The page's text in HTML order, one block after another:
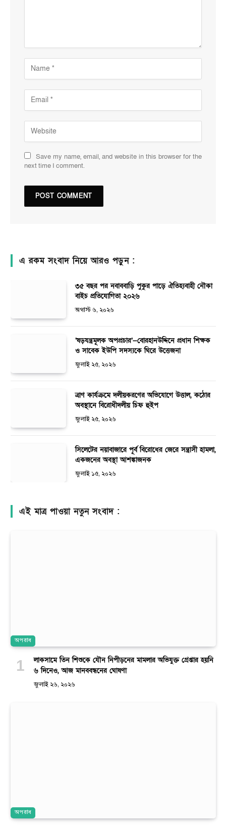
Save my name, email, and website in this browser for the
next time I comment.
এ রকম সংবাদ নিয়ে আরও পড়ুন :
৩৫ বছর পর নবাববাড়ি পুকুর পাড়ে ঐতিহ্যবাহী নৌকা
বাইচ প্রতিযোগিতা ২০২৬
অগাস্ট ৬, ২০২৬
‘ষড়যন্ত্রমূলক অপপ্রচার’—বোরহানউদ্দিনে প্রধান শিক্ষক
ও সাবেক ইউপি সদস্যকে ঘিরে উত্তেজনা
জুলাই ২৫, ২০২৬
ত্রাণ কার্যক্রমে দলীয়করণের অভিযোগে উত্তাল, কঠোর
অবস্থানে বিরোধীদলীয় চিফ হুইপ
জুলাই ২৫, ২০২৬
সিলেটের নয়াবাজারে পূর্ব বিরোধের জেরে সন্ত্রাসী হামলা,
একজনের অবস্থা আশঙ্কাজনক
জুলাই ১৫, ২০২৬
এই মাত্র পাওয়া নতুন সংবাদ :
অপরাধ
লাকসামে তিন শিশুকে যৌন নিপীড়নের মামলার অভিযুক্ত গ্রেপ্তার হয়নি
৬ দিনেও, আজ মানববন্ধনের ঘোষণা
জুলাই ২৬, ২০২৬
অপরাধ